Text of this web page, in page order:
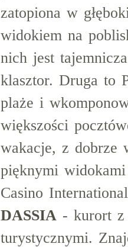
zatopiona w
widokiem na
nich jest
klasztor. Druga to
plaże i
większości
wakacje, z dobrze
pięknymi
Casino
DASSIA - kurort z
turystycznymi.